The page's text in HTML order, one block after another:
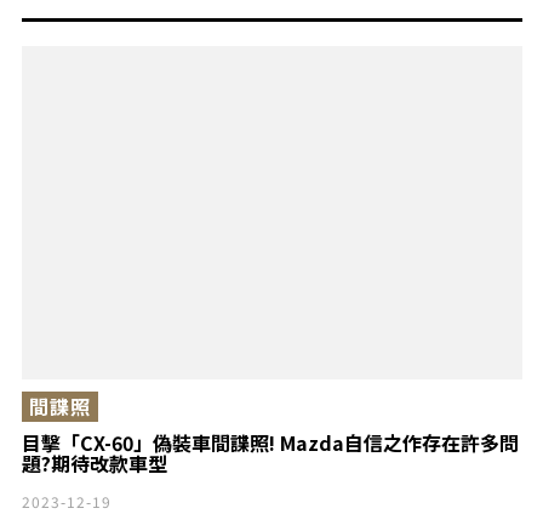
目擊「CX-60」偽裝車間諜照! Mazda自信之作存在許多問
題?期待改款車型
間諜照
2023-12-19